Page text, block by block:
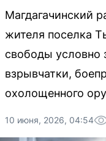
Магдагачинский
жителя поселка
свободы условно
взрывчатки,
охолощенного
10 июня, 2026, 04:54